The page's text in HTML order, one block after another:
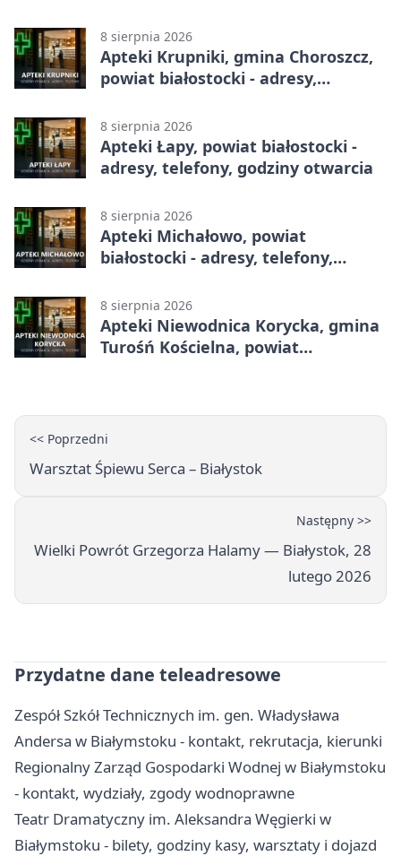
8 sierpnia 2026
Apteki Krupniki, gmina Choroszcz,
powiat białostocki - adresy,
8 sierpnia 2026
Apteki Łapy, powiat białostocki -
adresy, telefony, godziny otwarcia
8 sierpnia 2026
Apteki Michałowo, powiat
białostocki - adresy, telefony,
8 sierpnia 2026
Apteki Niewodnica Korycka, gmina
Turośń Kościelna, powiat
<< Poprzedni
Warsztat Śpiewu Serca – Białystok
Następny >>
Wielki Powrót Grzegorza Halamy — Białystok, 28
lutego 2026
Przydatne dane teleadresowe
Zespół Szkół Technicznych im. gen. Władysława
Andersa w Białymstoku - kontakt, rekrutacja, kierunki
Regionalny Zarząd Gospodarki Wodnej w Białymstoku
- kontakt, wydziały, zgody wodnoprawne
Teatr Dramatyczny im. Aleksandra Węgierki w
Białymstoku - bilety, godziny kasy, warsztaty i dojazd